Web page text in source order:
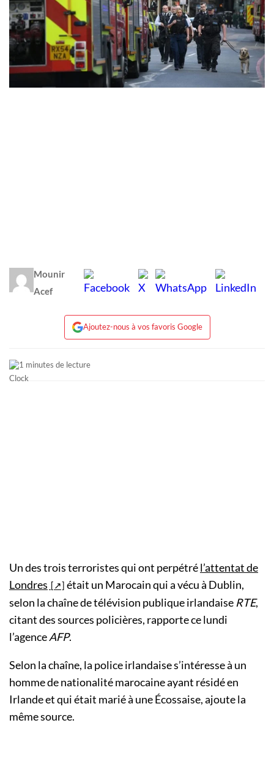
Mounir
Acef
Ajoutez-nous à vos favoris Google
1 minutes de lecture
Un des trois terroristes qui ont perpétrél’attentat de
Londres
était un Marocain qui a vécu à Dublin,
selon la chaîne de télévision publique irlandaise RTE,
citant des sources policières, rapporte ce lundi
l’agenceAFP.
Selon la chaîne, la police irlandaise s’intéresse à un
homme de nationalité marocaine ayant résidé en
Irlande et qui était marié à une Écossaise, ajoute la
même source.